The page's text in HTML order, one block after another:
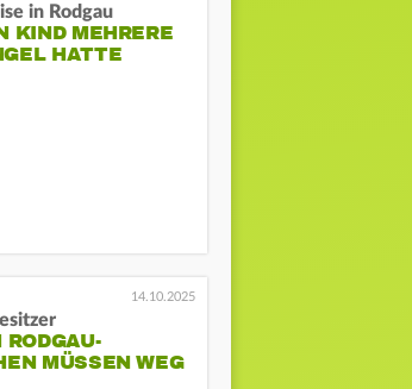
in Rodgau
KIND MEHRERE
HATTE
14.10.2025
MÜSSEN WEG